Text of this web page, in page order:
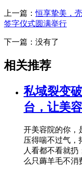
上一篇：恒享挚美，
签字仪式圆满举行
下一篇：没有了
相关推荐
私域裂变
台，让美
开美容院的你，
压得喘不过气
人看都不看就
么只薅羊毛不消